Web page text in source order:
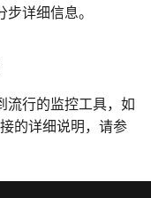
步详细信息。
流行的监控工具，如
的详细说明，请参